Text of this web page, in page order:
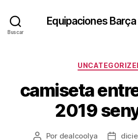
Buscar
Equipaciones
camiseta
2019
Autor
Por dealcoolya
Fecha